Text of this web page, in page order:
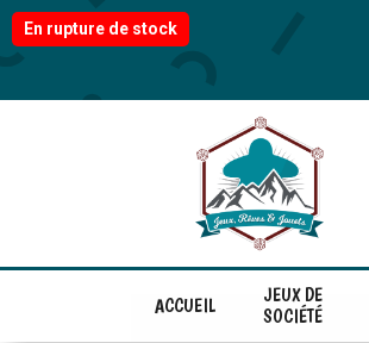
ACCUEIL
JEUX DE
SOCIÉTÉ
En rupture de stock